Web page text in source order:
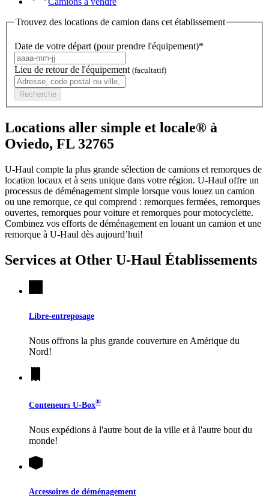
Trouvez des locations de camion dans cet établissement
Date de votre départ (pour prendre l'équipement)*
Lieu de retour de l'équipement (facultatif)
Recherche
Locations aller simple et locale® à
Oviedo, FL 32765
U-Haul compte la plus grande sélection de camions et remorques de
location locaux et à sens unique dans votre région. U-Haul offre un
processus de déménagement simple lorsque vous louez un camion
ou une remorque, ce qui comprend : remorques fermées, remorques
ouvertes, remorques pour voiture et remorques pour motocyclette.
Combinez vos efforts de déménagement en louant un camion et une
remorque à U-Haul dès aujourd’hui!
Services at Other U-Haul Établissements
Libre-entreposage
Nous offrons la plus grande couverture en Amérique du
Nord!
Conteneurs U-Box®
Nous expédions à l'autre bout de la ville et à l'autre bout du
monde!
Accessoires de déménagement